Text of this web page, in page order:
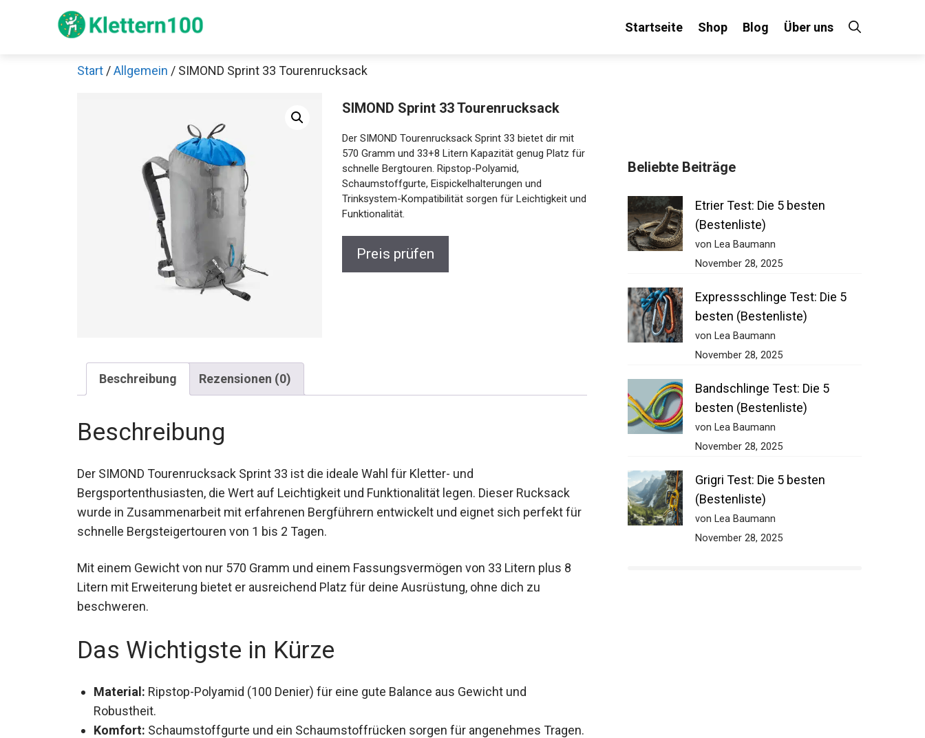
Startseite Shop Blog Über uns
Start /Allgemein / SIMOND Sprint 33 Tourenrucksack
SIMOND Sprint 33 Tourenrucksack
Der SIMOND Tourenrucksack Sprint 33 bietet dir mit
570 Gramm und 33+8 Litern Kapazität genug Platz
für schnelle Bergtouren. Ripstop-Polyamid,
Schaumstoffgurte, Eispickelhalterungen und
Trinksystem-Kompatibilität sorgen für Leichtigkeit
und Funktionalität.
Preis prüfen
Beschreibung Rezensionen (0)
Beschreibung
Der SIMOND Tourenrucksack Sprint 33 ist die ideale Wahl für Kletter- und
Bergsportenthusiasten, die Wert auf Leichtigkeit und Funktionalität legen. Dieser Rucksack
wurde in Zusammenarbeit mit erfahrenen Bergführern entwickelt und eignet sich perfekt
für schnelle Bergsteigertouren von 1 bis 2 Tagen.
Mit einem Gewicht von nur 570 Gramm und einem Fassungsvermögen von 33 Litern plus 8
Litern mit Erweiterung bietet er ausreichend Platz für deine Ausrüstung, ohne dich zu
beschweren.
Das Wichtigste in Kürze
Material: Ripstop-Polyamid (100 Denier) für eine gute Balance aus Gewicht und
Robustheit.
Komfort: Schaumstoffgurte und ein Schaumstoffrücken sorgen für angenehmes
Beliebte Beiträge
Etrier Test: Die 5 besten
(Bestenliste)
von Lea Baumann
November 28, 2025
Expressschlinge Test: Die 5
besten (Bestenliste)
von Lea Baumann
November 28, 2025
Bandschlinge Test: Die 5
besten (Bestenliste)
von Lea Baumann
November 28, 2025
Grigri Test: Die 5 besten
(Bestenliste)
von Lea Baumann
November 28, 2025
Jetzt anschauen